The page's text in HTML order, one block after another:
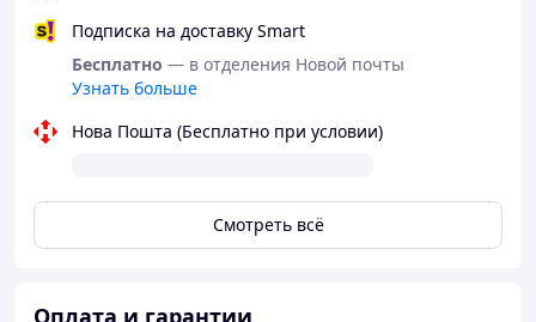
Подписка на доставку Smart
Бесплатно — в отделения Новой почты
Узнать больше
Нова Пошта (Бесплатно при условии)
Смотреть всё
Оплата и гарантии